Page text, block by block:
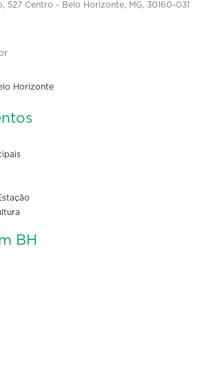
527 Centro - Belo Horizonte, MG, 30160-031
Horizonte
BH